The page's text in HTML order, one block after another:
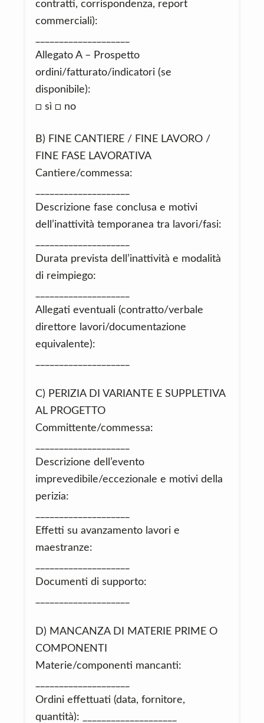
contratti, corrispondenza, report
commerciali):
Allegato A – Prospetto
ordini/fatturato/indicatori (se
disponibile):
□ sì □ no
B) FINE CANTIERE / FINE LAVORO /
FINE FASE LAVORATIVA
Cantiere/commessa:
Descrizione fase conclusa e motivi
dell’inattività temporanea tra lavori/fasi:
Durata prevista dell’inattività e modalità
di reimpiego:
Allegati eventuali (contratto/verbale
direttore lavori/documentazione
equivalente):
C) PERIZIA DI VARIANTE E SUPPLETIVA
AL PROGETTO
Committente/commessa:
Descrizione dell’evento
imprevedibile/eccezionale e motivi della
perizia:
Effetti su avanzamento lavori e
maestranze:
Documenti di supporto:
D) MANCANZA DI MATERIE PRIME O
COMPONENTI
Materie/componenti mancanti:
Ordini effettuati (data, fornitore,
quantità): ____________________